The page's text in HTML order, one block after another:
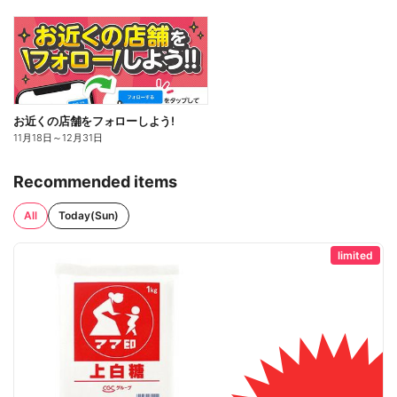
お近くの店舗をフォローしよう!
11月18日 ～12月31日
Recommended items
All Today(Sun)
limited